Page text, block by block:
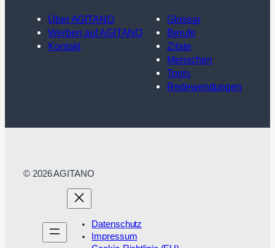
Über AGITANO
Werben auf AGITANO
Kontakt
Glossar
Berufe
Zitate
Menschen
Tools
Redewendungen
© 2026 AGITANO
Datenschutz
Impressum